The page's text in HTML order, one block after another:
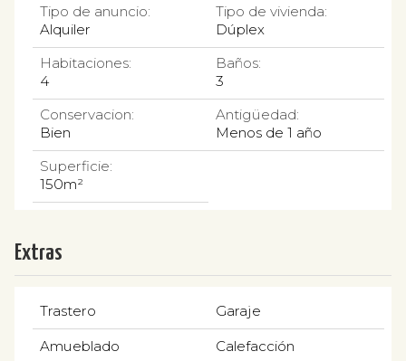
Tipo de anuncio:
Alquiler
Tipo de vivienda:
Dúplex
Habitaciones:
4
Baños:
3
Conservacion:
Bien
Antigüedad:
Menos de 1 año
Superficie:
150m²
Extras
Trastero Garaje
Amueblado Calefacción